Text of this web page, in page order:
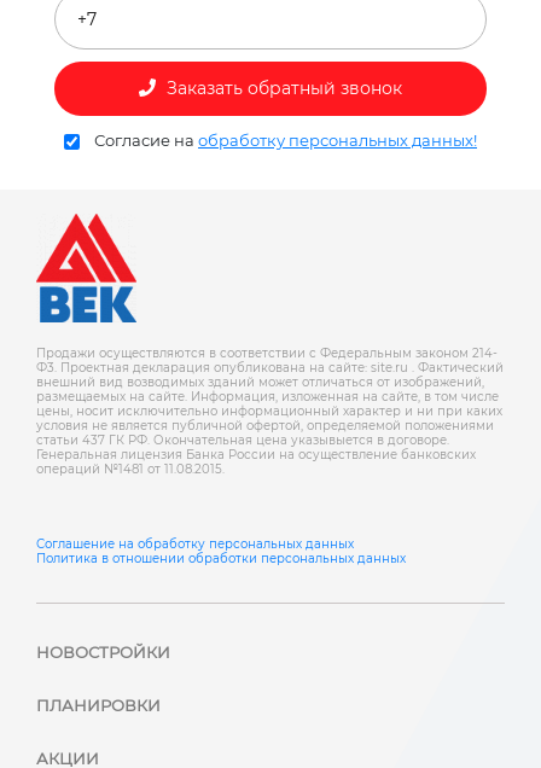
Заказать обратный звонок
Согласие на обработку персональных данных!
Продажи осуществляются в соответствии с Федеральным законом 214-
Ф3. Проектная декларация опубликована на сайте: site.ru . Фактический
внешний вид возводимых зданий может отличаться от изображений,
размещаемых на сайте. Информация, изложенная на сайте, в том числе
цены, носит исключительно информационный характер и ни при каких
условия не является публичной офертой, определяемой положениями
статьи 437 ГК РФ. Окончательная цена указывыется в договоре.
Генеральная лицензия Банка России на осуществление банковских
операций №1481 от 11.08.2015.
Соглашение на обработку персональных данных
Политика в отношении обработки персональных данных
НОВОСТРОЙКИ
ПЛАНИРОВКИ
АКЦИИ